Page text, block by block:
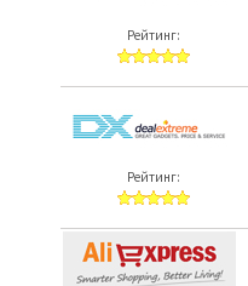
Рейтинг:
Рейтинг: